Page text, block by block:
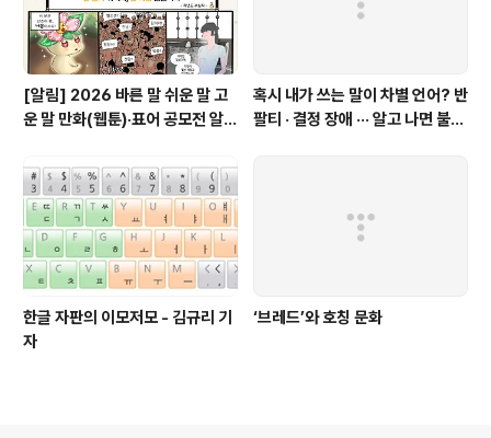
[알림] 2026 바른 말 쉬운 말 고
운 말 만화(웹툰)·표어 공모전 알림
혹시 내가 쓰는 말이 차별 언어? 반
팔티 · 결정 장애 ··· 알고 나면 불편
한글 자판의 이모저모 - 김규리 기
자
‘브레드’와 호칭 문화